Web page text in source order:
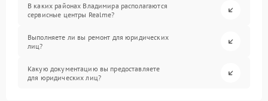
В каких районах Владимира располагаются
сервисные центры Realme?
Выполняете ли вы ремонт для юридических
лиц?
Какую документацию вы предоставляете
для юридических лиц?